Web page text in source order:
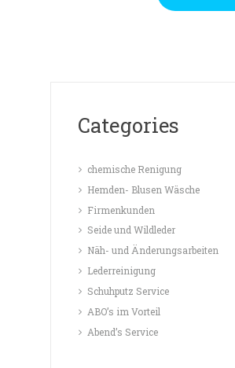
Categories
chemische Renigung
Hemden- Blusen Wäsche
Firmenkunden
Seide und Wildleder
Näh- und Änderungsarbeiten
Lederreinigung
Schuhputz Service
ABO’s im Vorteil
Abend’s Service